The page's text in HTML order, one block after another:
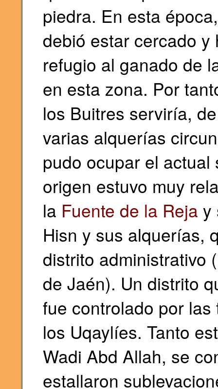
piedra. En esta
debió estar cercado
refugio al ganado de
en esta zona. Por
los Buitres serviría,
varias alquerías
pudo ocupar el
origen estuvo muy
la Fuente de la Reja y
Hisn y sus alquerías,
distrito administrativo
de Jaén). Un distrito
fue controlado por
los Uqaylíes. Tanto
Wadi Abd Allah, se
estallaron